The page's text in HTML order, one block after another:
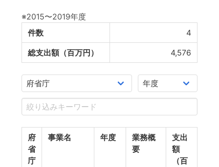
※2015〜2019年度
件数
4
総支出額（百万円） 4,576
府
省
庁
事業名 年度
業務概
要
支出
額
（百